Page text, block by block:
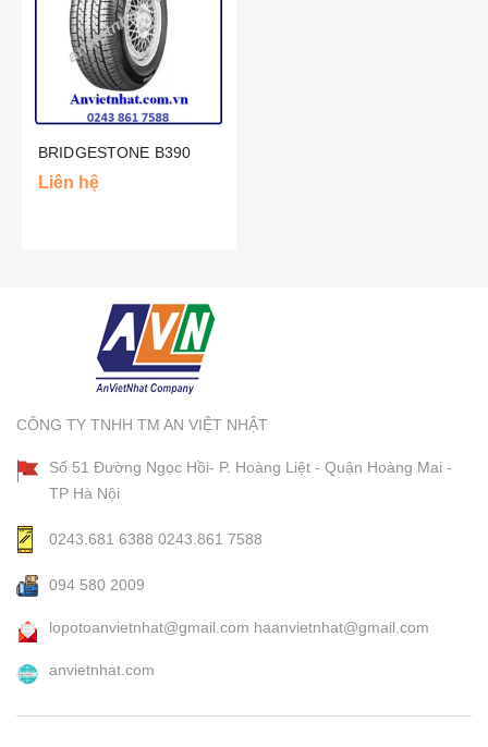
BRIDGESTONE B390
Liên hệ
CÔNG TY TNHH TM AN VIỆT NHẬT
Số 51 Đường Ngọc Hồi- P. Hoàng Liệt - Quận Hoàng Mai -
TP Hà Nội
0243.681 6388 0243.861 7588
094 580 2009
lopotoanvietnhat@gmail.com haanvietnhat@gmail.com
anvietnhat.com